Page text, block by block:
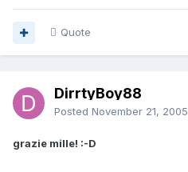
Quote
DirrtyBoy88
Posted November 21, 2005
grazie mille! :-D